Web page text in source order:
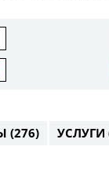
(276) УСЛУГИ